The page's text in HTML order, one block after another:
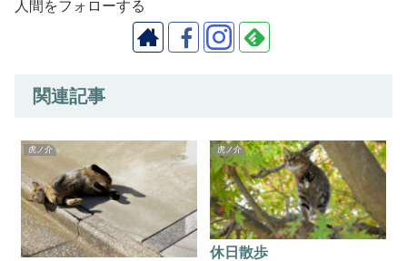
人間をフォローする
関連記事
虎ノ介 虎ノ介
休日散歩